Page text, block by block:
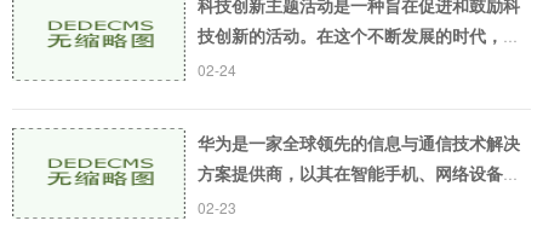
科技创新主题活动是一种旨在促进和鼓励科
技创新的活动。在这个不断发展的时代，人
们越来越重视科技创新，因为它对于人们生
02-24
华为是一家全球领先的信息与通信技术解决
方案提供商，以其在智能手机、网络设备、
企业ICT和云计算等领域的创新而闻名。华为
02-23